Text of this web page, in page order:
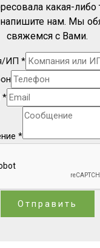
какая-либо
нам. Мы
свяжемся с Вами.
ИП *
*
*
Отправить